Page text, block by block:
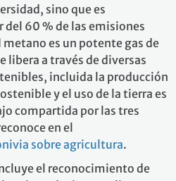
sino que es
del 60 % de las emisiones
es un potente gas de
libera a través de diversas
incluida la producción
y el uso de la tierra es
compartida por las tres
en el
sobre agricultura.
el reconocimiento de